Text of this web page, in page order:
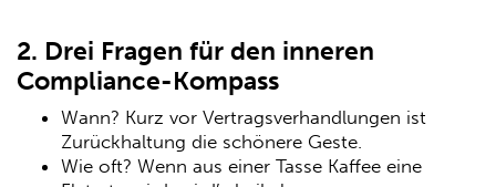
2. Drei Fragen für den inneren
Compliance-Kompass
Wann? Kurz vor Vertragsverhandlungen ist
Zurückhaltung die schönere Geste.
Wie oft? Wenn aus einer Tasse Kaffee eine